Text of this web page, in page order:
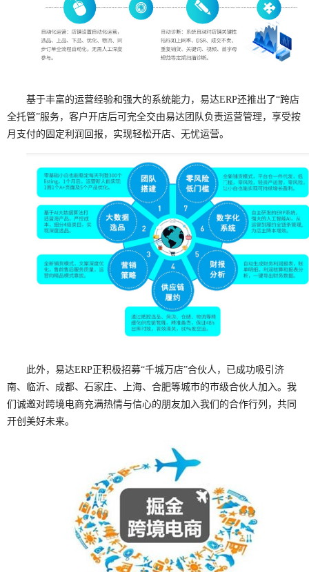
基于丰富的运营经验和强大的系统能力，易达ERP还推出了“跨店
全托管”服务，客户开店后可完全交由易达团队负责运营管理，享受按
月支付的固定利润回报，实现轻松开店、无忧运营。
此外，易达ERP正积极招募“千城万店”合伙人，已成功吸引济
南、临沂、成都、石家庄、上海、合肥等城市的市级合伙人加入。我
们诚邀对跨境电商充满热情与信心的朋友加入我们的合作行列，共同
开创美好未来。